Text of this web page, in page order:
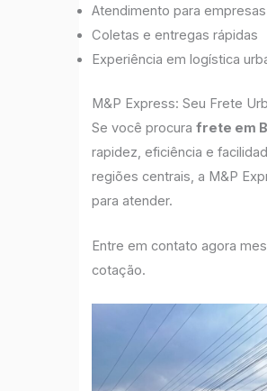
Atendimento para
Coletas e entregas rápidas
Experiência em logística
M&P Express: Seu Frete
Se você procurafrete em
rapidez, eficiência e
regiões centrais, a M&P
para atender.
Entre em contato agora
cotação.